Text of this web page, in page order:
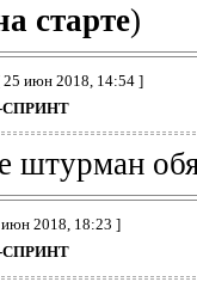
старте)
25 июн 2018, 14:54 ]
СПРИНТ
штурман
2018, 18:23 ]
СПРИНТ